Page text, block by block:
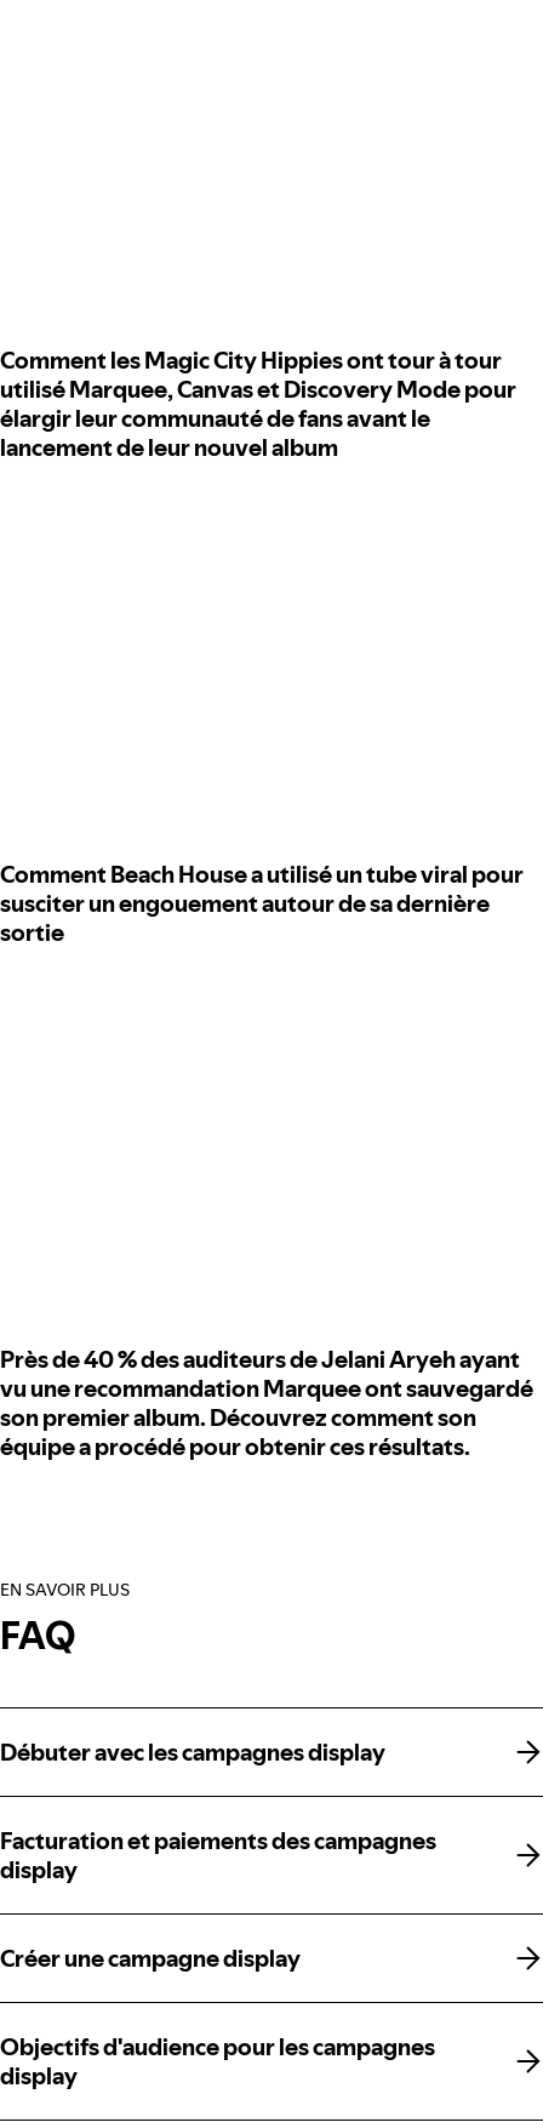
Comment les Magic City Hippies ont tour à tour
utilisé Marquee, Canvas et Discovery Mode pour
élargir leur communauté de fans avant le
lancement de leur nouvel album
Comment Beach House a utilisé un tube viral pour
susciter un engouement autour de sa dernière
sortie
Près de 40 % des auditeurs de Jelani Aryeh ayant
vu une recommandation Marquee ont sauvegardé
son premier album. Découvrez comment son
équipe a procédé pour obtenir ces résultats.
EN SAVOIR PLUS
FAQ
Débuter avec les campagnes display
Débuter avec les campagnes display
Facturation et paiements des campagnes
display
Facturation et paiements des campagnes
display
Créer une campagne display
Créer une campagne display
Objectifs d'audience pour les campagnes
display
Objectifs d'audience pour les campagnes
display